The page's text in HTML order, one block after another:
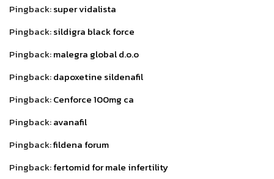
Pingback:super vidalista
Pingback:sildigra black force
Pingback:malegra global d.o.o
Pingback:dapoxetine sildenafil
Pingback:Cenforce 100mg ca
Pingback:avanafil
Pingback:fildena forum
Pingback:fertomid for male infertility